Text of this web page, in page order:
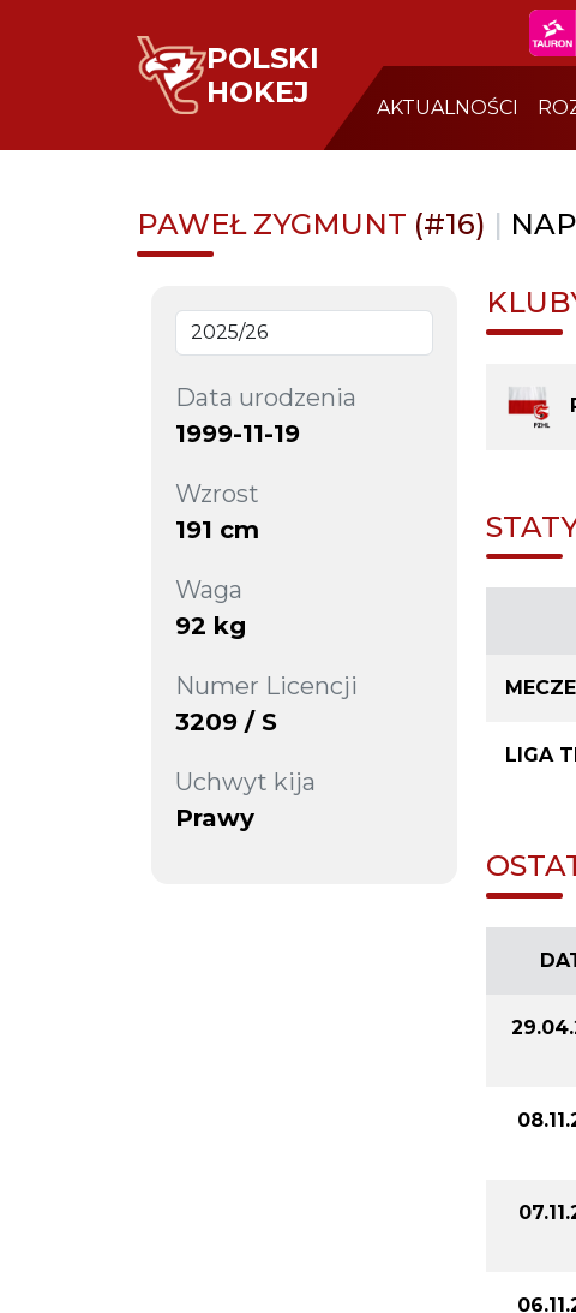
POLSKI
HOKEJ
AKTUALNOŚCI
PAWEŁ ZYGMUNT (#16) |
Data urodzenia
1999-11-19
Wzrost
191 cm
Waga
92 kg
Numer Licencji
3209 / S
Uchwyt kija
Prawy
LIGA